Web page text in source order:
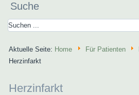
Suche
Aktuelle Seite: Home Für Patienten
Herzinfarkt
Herzinfarkt